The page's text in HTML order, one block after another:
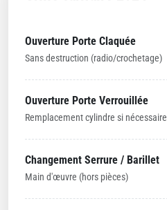
Ouverture Porte Claquée
Sans destruction (radio/crochetage)
Ouverture Porte Verrouillée
Remplacement cylindre si nécessaire
Changement Serrure / Barillet
Main d'œuvre (hors pièces)